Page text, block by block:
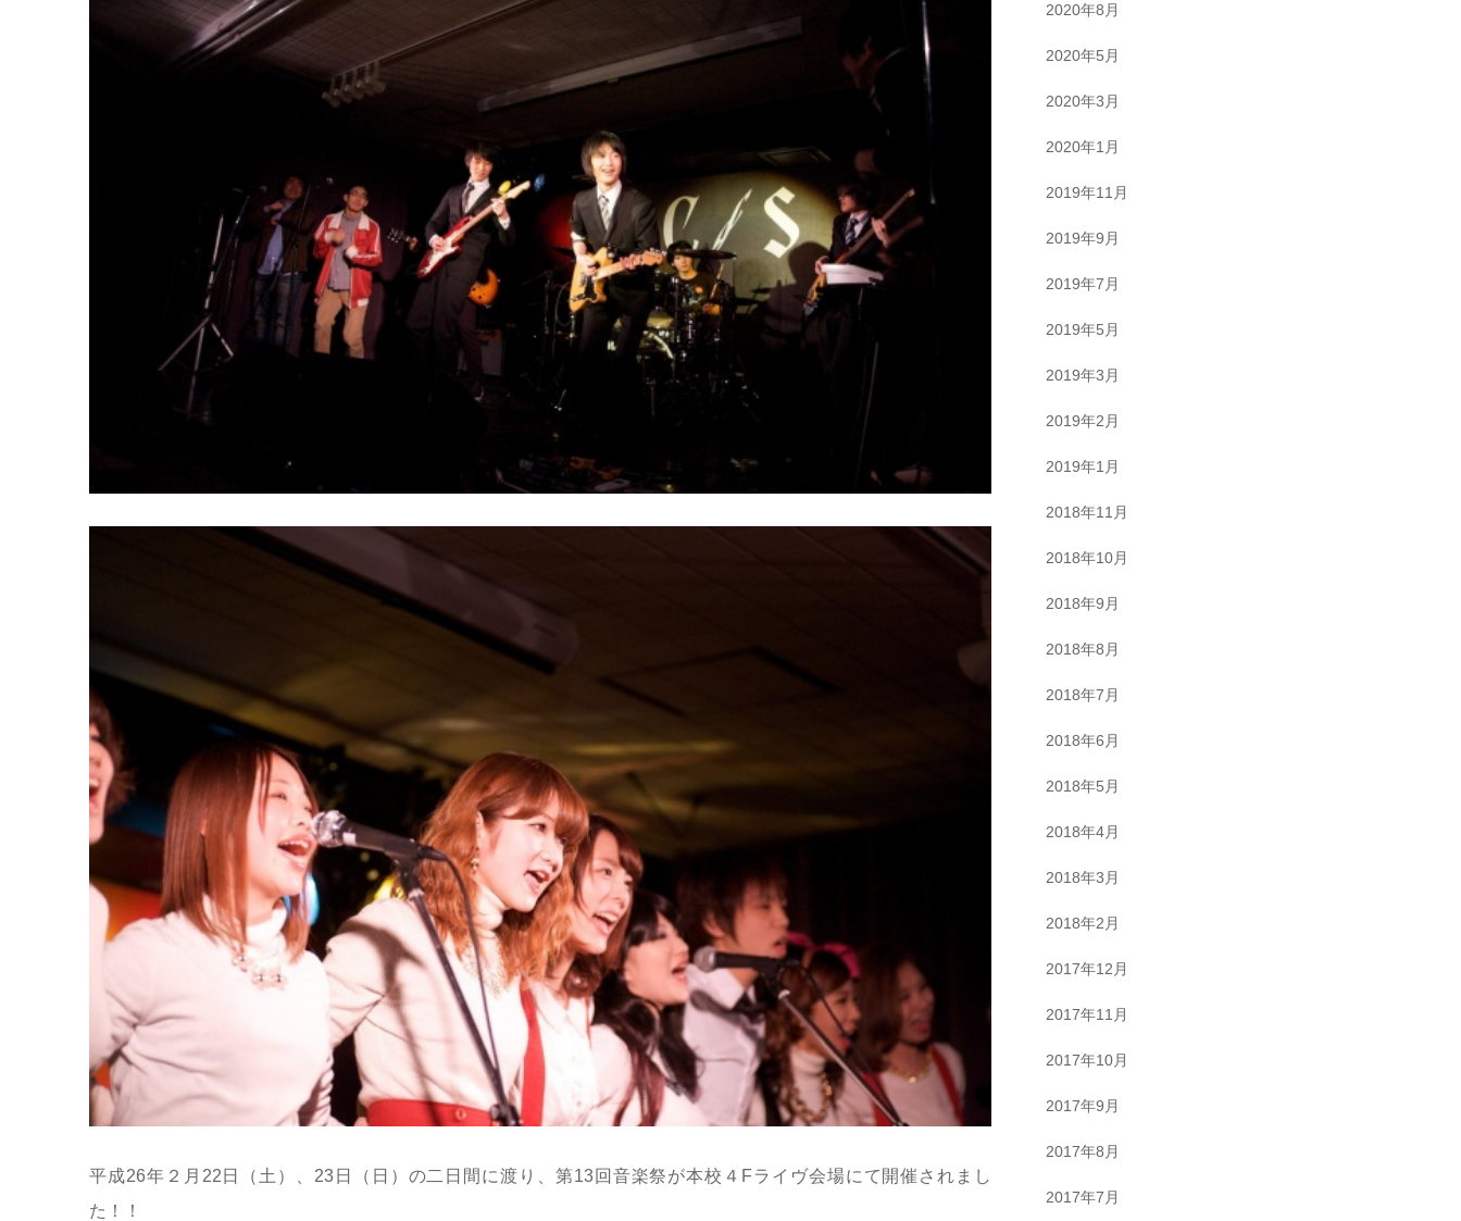
平成26年２月22日（土）、23日（日）の二日間に渡り、第13回音楽祭が本校４Fライヴ会場にて開催されまし
た！！
2020年8月
2020年5月
2020年3月
2020年1月
2019年11月
2019年9月
2019年7月
2019年5月
2019年3月
2019年2月
2019年1月
2018年11月
2018年10月
2018年9月
2018年8月
2018年7月
2018年6月
2018年5月
2018年4月
2018年3月
2018年2月
2017年12月
2017年11月
2017年10月
2017年9月
2017年8月
2017年7月